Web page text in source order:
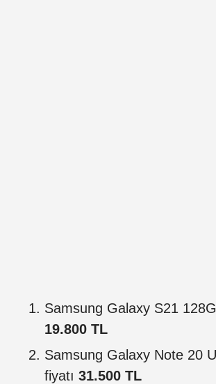
Samsung Galaxy S21
19.800 TL
Samsung Galaxy Note 20
fiyatı 31.500 TL